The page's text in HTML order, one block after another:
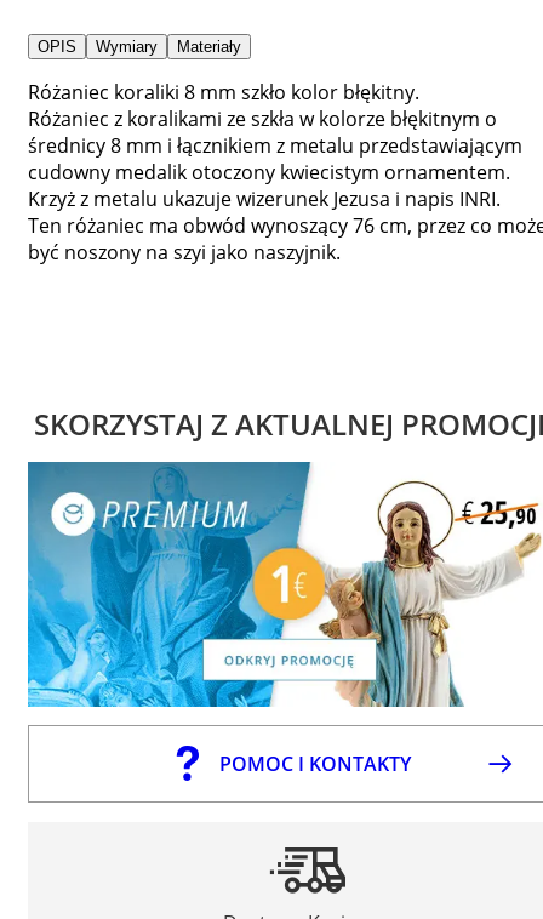
OPIS Wymiary Materiały
Różaniec koraliki 8 mm szkło kolor błękitny.
Różaniec z koralikami ze szkła w kolorze błękitnym o
średnicy 8 mm i łącznikiem z metalu przedstawiającym
cudowny medalik otoczony kwiecistym ornamentem.
Krzyż z metalu ukazuje wizerunek Jezusa i napis INRI.
Ten różaniec ma obwód wynoszący 76 cm, przez co
być noszony na szyi jako naszyjnik.
SKORZYSTAJ Z AKTUALNEJ
POMOC I KONTAKTY